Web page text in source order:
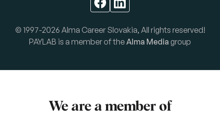
© 1997-2026 Alma Career Slovakia, All rights reserved!
PAYLAB is a member of theAlma Media group
We are a member of